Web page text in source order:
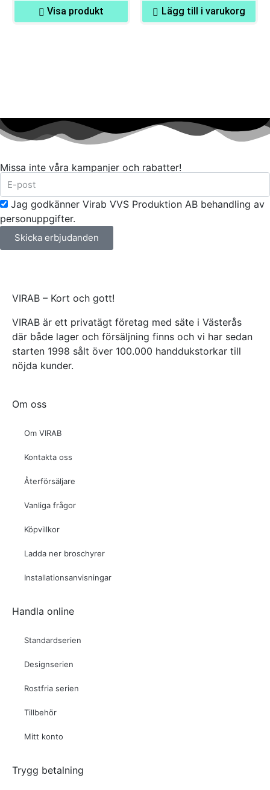
Visa produkt Lägg till i varukorg
Missa inte våra kampanjer och rabatter!
Jag godkänner Virab VVS Produktion AB behandling av
personuppgifter.
Skicka erbjudanden
VIRAB – Kort och gott!
VIRAB är ett privatägt företag med säte i Västerås
där både lager och försäljning finns och vi har sedan
starten 1998 sålt över 100.000 handdukstorkar till
nöjda kunder.
Om oss
Om VIRAB
Kontakta oss
Återförsäljare
Vanliga frågor
Köpvillkor
Ladda ner broschyrer
Installationsanvisningar
Handla online
Standardserien
Designserien
Rostfria serien
Tillbehör
Mitt konto
Trygg betalning